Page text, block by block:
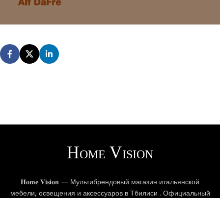
𝐇𝐨𝐦𝐞 𝐕𝐢𝐬𝐢𝐨𝐧 — Мультибрендовый магазин итальянской
мебели, освещения и аксессуаров в Тбилиси . Официальный